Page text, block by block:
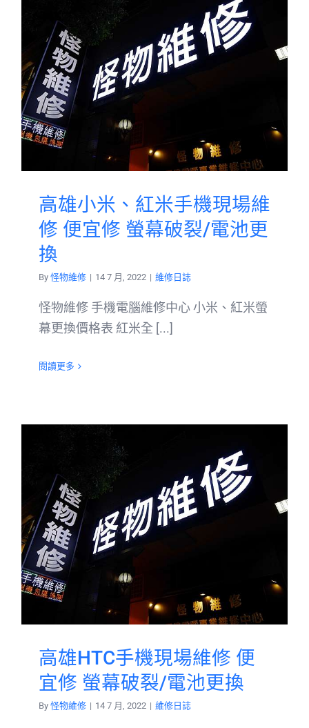
高雄小米、紅米手機現場維
修 便宜修 螢幕破裂/電池更
換
By 怪物維修 | 14 7 月, 2022 | 維修日誌
怪物維修 手機電腦維修中心 小米、紅米螢
幕更換價格表 紅米全 [...]
閱讀更多
高雄HTC手機現場維修 便
宜修 螢幕破裂/電池更換
By 怪物維修 | 14 7 月, 2022 | 維修日誌